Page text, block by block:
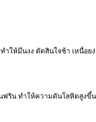
ห้มึนงง ตัดสินใจช้า เหนื่อย
ทำให้ความดันโลหิตสูงขึ้น